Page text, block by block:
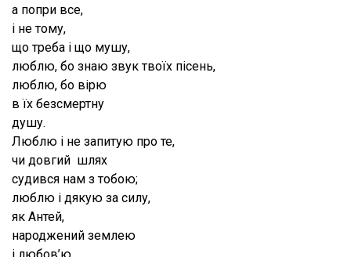
а попри все,
і не тому,
що треба і що мушу,
люблю, бо знаю звук твоїх пісень,
люблю, бо вірю
в їх безсмертну
душу.
Люблю і не запитую про те,
чи довгий шлях
судився нам з тобою;
люблю і дякую за силу,
як Антей,
народжений землею